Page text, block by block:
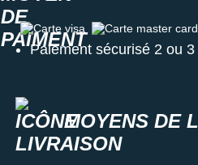
Carte visa Carte master card
Paiement sécurisé 2 ou
MOYENS DE